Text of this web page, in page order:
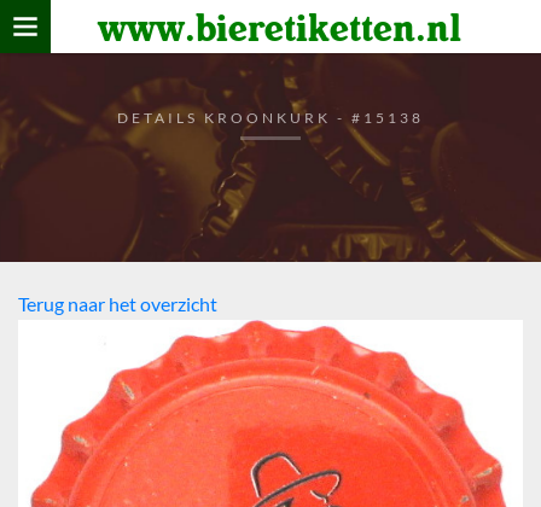
www.bieretiketten.nl
Home
De bierkaart
DETAILS KROONKURK - #15138
Terug naar het overzicht